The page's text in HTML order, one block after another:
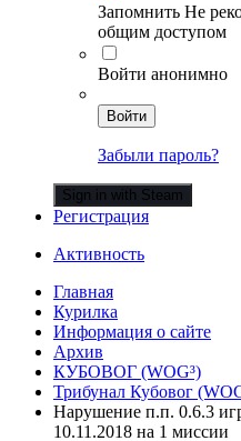
Запомнить Не
общим доступом
Войти анонимно
Войти
Забыли пароль?
Sign in with Steam
Регистрация
Активность
Главная
Курилка
Информация о сайте
Архив
КУБОВОГ (WOG³)
Трибунал Кубовог
Нарушение п.п. 0.6.3
10.11.2018 на 1 миссии